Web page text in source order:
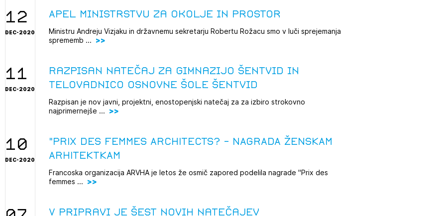
PRIJAVITE SE REGISTRIRAJTE SE
SE
REGISTRIRAJTE SE
12
DEC-2020
Apel Ministrstvu za okolje in prostor
Ministru Andreju Vizjaku in državnemu sekretarju Robertu Rožacu smo v luči sprejemanja
sprememb ...
11
DEC-2020
Razpisan natečaj za gimnazijo Šentvid in
telovadnico Osnovne šole Šentvid
Razpisan je nov javni, projektni, enostopenjski natečaj za za izbiro strokovno
najprimernejše ...
10
DEC-2020
"PRIX DES FEMMES ARCHITECTS? - NAGRADA ŽENSKAM
ARHITEKTKAM
Francoska organizacija ARVHA je letos že osmič zapored podelila nagrade "Prix des
femmes ...
V pripravi je šest novih natečajev
Mesečni novičnik
Novičnik izobraževanj
Tedenski novičnik javnih naročil
Dnevne medijske objave
NAPREJ